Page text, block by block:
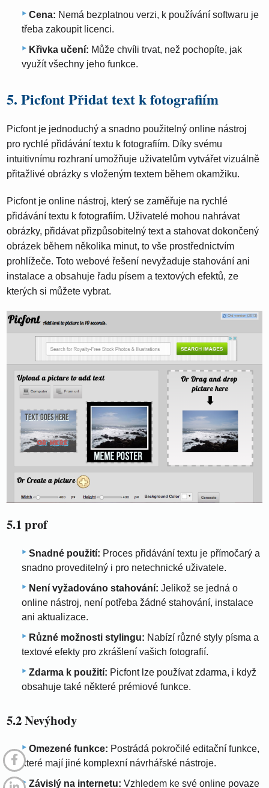
Cena: Nemá bezplatnou verzi, k používání softwaru je
třeba zakoupit licenci.
Křivka učení: Může chvíli trvat, než pochopíte, jak
využít všechny jeho funkce.
5. Picfont Přidat text k fotografiím
Picfont je jednoduchý a snadno použitelný online nástroj
pro rychlé přidávání textu k fotografiím. Díky svému
intuitivnímu rozhraní umožňuje uživatelům vytvářet vizuálně
přitažlivé obrázky s vloženým textem během okamžiku.
Picfont je online nástroj, který se zaměřuje na rychlé
přidávání textu k fotografiím. Uživatelé mohou nahrávat
obrázky, přidávat přizpůsobitelný text a stahovat dokončený
obrázek během několika minut, to vše prostřednictvím
prohlížeče. Toto webové řešení nevyžaduje stahování ani
instalace a obsahuje řadu písem a textových efektů, ze
kterých si můžete vybrat.
5.1 prof
Snadné použití: Proces přidávání textu je přímočarý a
snadno proveditelný i pro netechnické uživatele.
Není vyžadováno stahování: Jelikož se jedná o
online nástroj, není potřeba žádné stahování, instalace
ani aktualizace.
Různé možnosti stylingu: Nabízí různé styly písma a
textové efekty pro zkrášlení vašich fotografií.
Zdarma k použití: Picfont lze používat zdarma, i když
obsahuje také některé prémiové funkce.
5.2 Nevýhody
Omezené funkce: Postrádá pokročilé editační funkce,
které mají jiné komplexní návrhářské nástroje.
Závislý na internetu: Vzhledem ke své online povaze